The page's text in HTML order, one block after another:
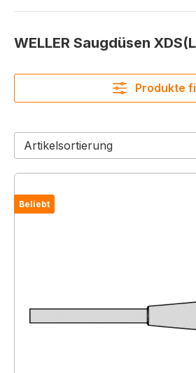
WELLER Saugdüsen
Produkte
Beliebt